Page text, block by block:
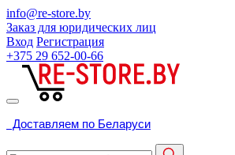
info@re-store.by
Заказ для юридических лиц
Вход Регистрация
+375 29 652-00-66
Доставляем по Беларуси